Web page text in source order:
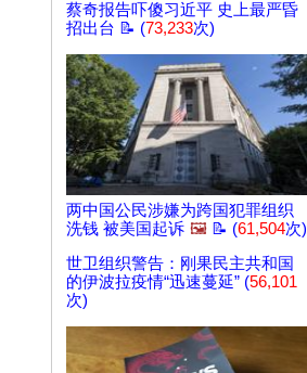
蔡奇报告吓傻习近平 史上最严昏
招出台 📝 (73,233次)
两中国公民涉嫌为跨国犯罪组织
洗钱 被美国起诉 🖼️ 📝 (61,504次)
世卫组织警告：刚果民主共和国
的伊波拉疫情“迅速蔓延” (56,101
次)